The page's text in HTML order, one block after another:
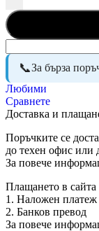
За бърза
Любими
Сравнете
Доставка и
Поръчките се
до техен офис или
За повече
Плащането в
1. Наложен платеж
2. Банков превод
За повече